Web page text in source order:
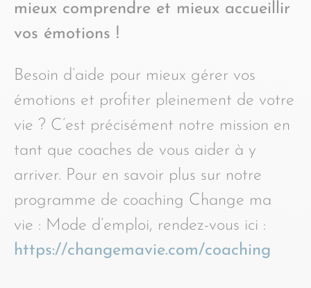
mieux comprendre et mieux accueillir
vos émotions !
Besoin d’aide pour mieux gérer vos
émotions et profiter pleinement de votre
vie ? C’est précisément notre mission en
tant que coaches de vous aider à y
arriver. Pour en savoir plus sur notre
programme de coaching Change ma
vie : Mode d’emploi, rendez-vous ici :
https://changemavie.com/coaching